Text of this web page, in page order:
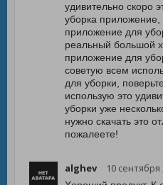
удивительно скоро
уборка приложение,
приложение для
реальный большой
приложение для
советую всем
для уборки,
использую это
уборки уже
нужно скачать это
пожалеете!
alghev 10 сентября